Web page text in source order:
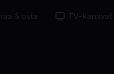
& osta TV-kanavat